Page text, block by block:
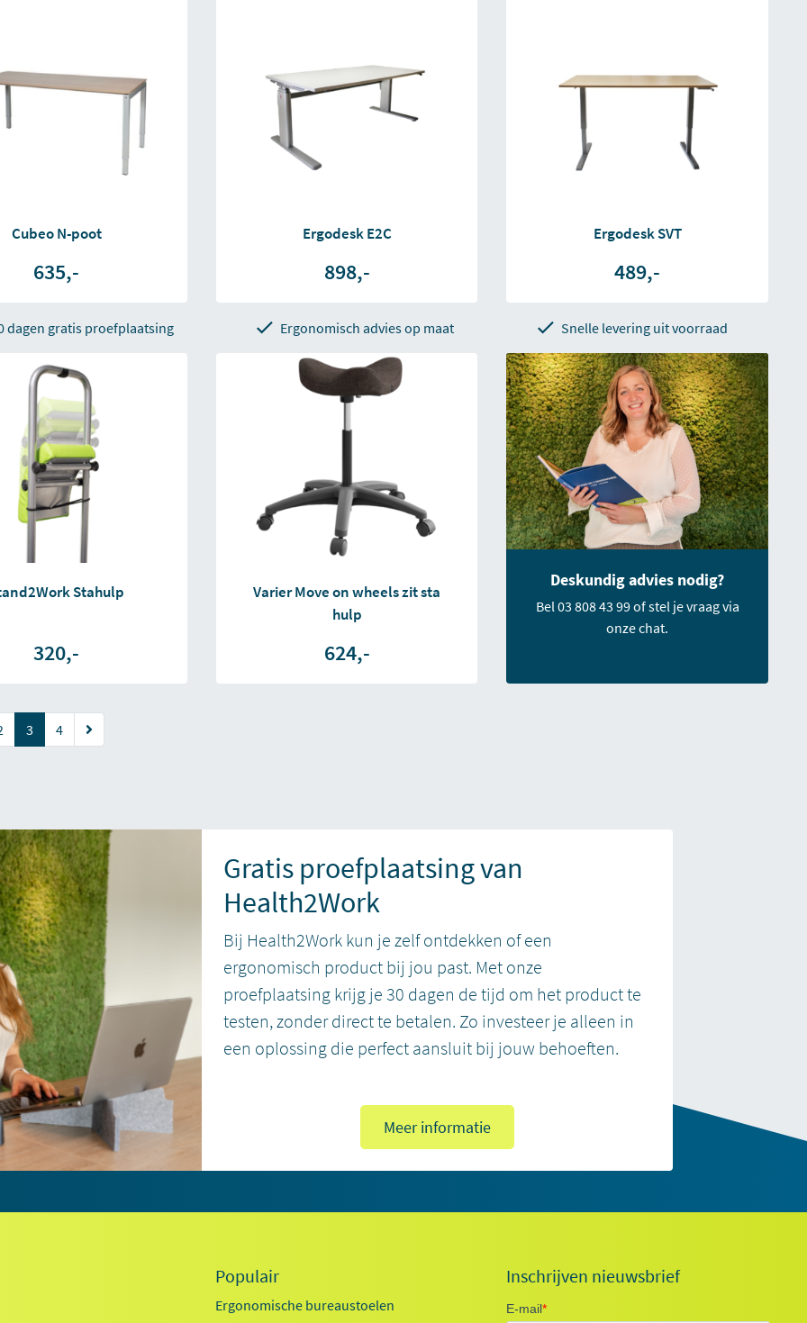
Cubeo N-poot
635,-
Ergodesk E2C
898,-
Ergodesk SVT
489,-
dagen gratis proefplaatsing Ergonomisch advies op maat Snelle levering uit voorraad
Stahulp
320,-
Varier Move on wheels zit sta
hulp
624,-
Deskundig advies nodig?
Bel 03 808 43 99 of stel je vraag via
onze chat.
3(current)
4
Gratis proefplaatsing van
Health2Work
Bij Health2Work kun je zelf ontdekken of een
ergonomisch product bij jou past. Met onze
proefplaatsing krijg je 30 dagen de tijd om het product te
testen, zonder direct te betalen. Zo investeer je alleen in
een oplossing die perfect aansluit bij jouw behoeften.
Meer informatie
Populair
Ergonomische bureaustoelen
Inschrijven nieuwsbrief